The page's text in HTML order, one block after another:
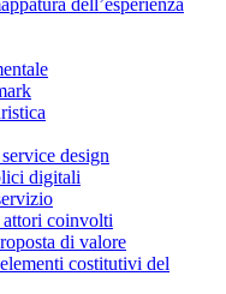
dell’esperienza
design
digitali
coinvolti
di valore
costitutivi del